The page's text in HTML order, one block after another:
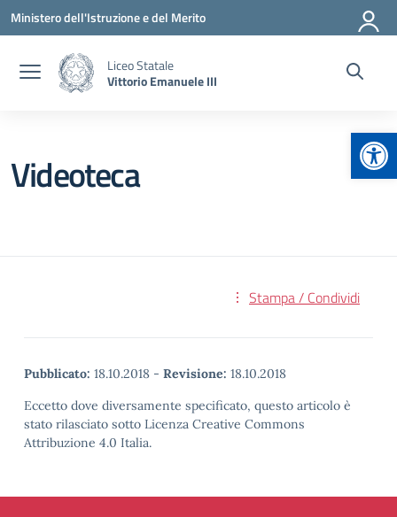
Vai ai contenuti
Vai al menu di navigazione
Vai al footer
Ministero dell'Istruzione e del Merito
Liceo Statale
Vittorio Emanuele III
Videoteca
Stampa / Condividi
Pubblicato: 18.10.2018 - Revisione: 18.10.2018
Eccetto dove diversamente specificato, questo articolo è
stato rilasciato sotto Licenza Creative Commons
Attribuzione 4.0 Italia.